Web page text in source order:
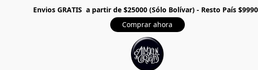
Envios GRATIS a partir de $25000 (Sólo Bolívar) - Resto País
Comprar ahora